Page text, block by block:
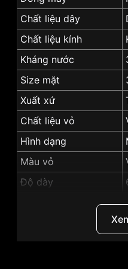
Chất liệu dây
Chất liệu kính
Kháng nước
Size mặt
Xuất xứ
Chất liệu vỏ
Hình dạng
Màu vỏ
Độ dày
Những sản phẩm
T109.410.16.032.00":